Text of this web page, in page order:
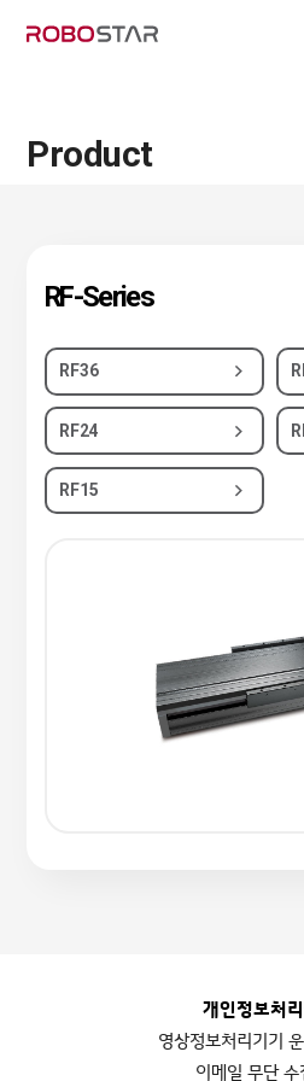
Product
RF-Series
RF36
RF24
RF15
개인정보처
영상정보처리기기
이메일 무단 수